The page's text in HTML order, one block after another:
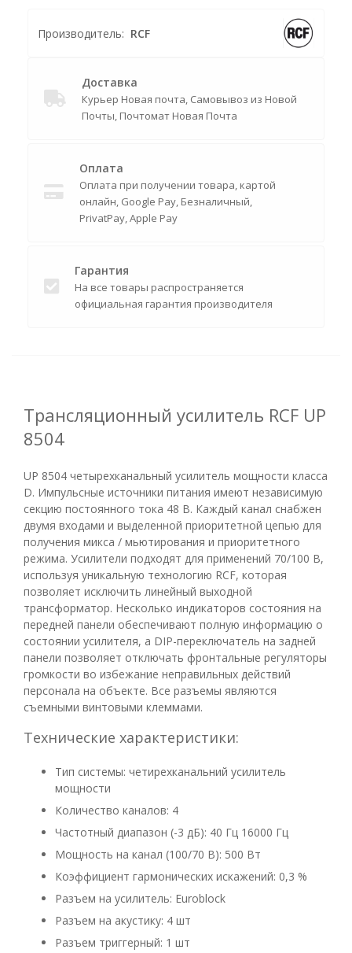
Производитель: RCF
Доставка
Курьер Новая почта, Самовывоз из Новой
Почты, Почтомат Новая Почта
Оплата
Оплата при получении товара, картой
онлайн, Google Pay, Безналичный,
PrivatPay, Apple Pay
Гарантия
На все товары распространяется
официальная гарантия производителя
Трансляционный усилитель RCF UP
8504
UP 8504 четырехканальный усилитель мощности класса
D. Импульсные источники питания имеют независимую
секцию постоянного тока 48 В. Каждый канал снабжен
двумя входами и выделенной приоритетной цепью для
получения микса / мьютирования и приоритетного
режима. Усилители подходят для применений 70/100 В,
используя уникальную технологию RCF, которая
позволяет исключить линейный выходной
трансформатор. Несколько индикаторов состояния на
передней панели обеспечивают полную информацию о
состоянии усилителя, а DIP-переключатель на задней
панели позволяет отключать фронтальные регуляторы
громкости во избежание неправильных действий
персонала на объекте. Все разъемы являются
съемными винтовыми клеммами.
Технические характеристики:
Тип системы: четирехканальний усилитель
мощности
Количество каналов: 4
Частотный диапазон (-3 дБ): 40 Гц 16000 Гц
Мощность на канал (100/70 В): 500 Вт
Коэффициент гармонических искажений: 0,3 %
Разъем на усилитель: Euroblock
Разъем на акустику: 4 шт
Разъем триггерный: 1 шт